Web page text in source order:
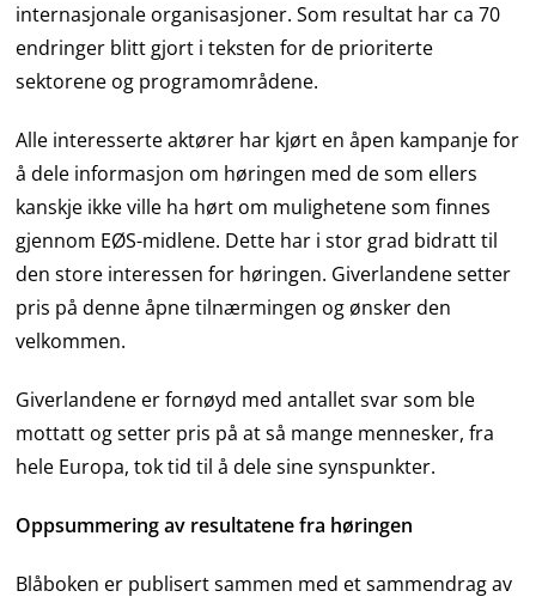
internasjonale organisasjoner. Som resultat har ca 70
endringer blitt gjort i teksten for de prioriterte
sektorene og programområdene.
Alle interesserte aktører har kjørt en åpen kampanje for
å dele informasjon om høringen med de som ellers
kanskje ikke ville ha hørt om mulighetene som finnes
gjennom EØS-midlene. Dette har i stor grad bidratt til
den store interessen for høringen. Giverlandene setter
pris på denne åpne tilnærmingen og ønsker den
velkommen.
Giverlandene er fornøyd med antallet svar som ble
mottatt og setter pris på at så mange mennesker, fra
hele Europa, tok tid til å dele sine synspunkter.
Oppsummering av resultatene fra høringen
Blåboken er publisert sammen med et sammendrag av